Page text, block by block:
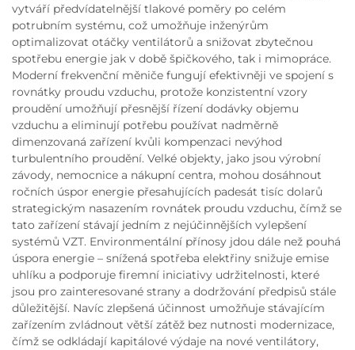
vytváří předvídatelnější tlakové poměry po celém
potrubním systému, což umožňuje inženýrům
optimalizovat otáčky ventilátorů a snižovat zbytečnou
spotřebu energie jak v době špičkového, tak i mimopráce.
Moderní frekvenční měniče fungují efektivněji ve spojení s
rovnátky proudu vzduchu, protože konzistentní vzory
proudění umožňují přesnější řízení dodávky objemu
vzduchu a eliminují potřebu používat nadměrně
dimenzovaná zařízení kvůli kompenzaci nevýhod
turbulentního proudění. Velké objekty, jako jsou výrobní
závody, nemocnice a nákupní centra, mohou dosáhnout
ročních úspor energie přesahujících padesát tisíc dolarů
strategickým nasazením rovnátek proudu vzduchu, čímž se
tato zařízení stávají jedním z nejúčinnějších vylepšení
systémů VZT. Environmentální přínosy jdou dále než pouhá
úspora energie – snížená spotřeba elektřiny snižuje emise
uhlíku a podporuje firemní iniciativy udržitelnosti, které
jsou pro zainteresované strany a dodržování předpisů stále
důležitější. Navíc zlepšená účinnost umožňuje stávajícím
zařízením zvládnout větší zátěž bez nutnosti modernizace,
čímž se odkládají kapitálové výdaje na nové ventilátory,